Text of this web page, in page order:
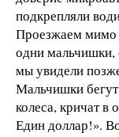
подкрепляли
Проезжаем мимо
одни мальчишки,
мы увидели
Мальчишки бегут
колеса, кричат
Един доллар!».